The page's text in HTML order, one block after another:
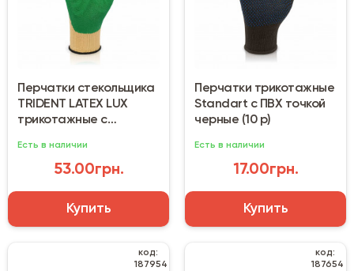
Перчатки стекольщика
TRIDENT LATEX LUX
трикотажные с
Есть в наличии
53.00грн.
Купить
Перчатки трикотажные
Standart с ПВХ точкой
черные (10 р)
Есть в наличии
17.00грн.
Купить
код:
187954
код:
187654